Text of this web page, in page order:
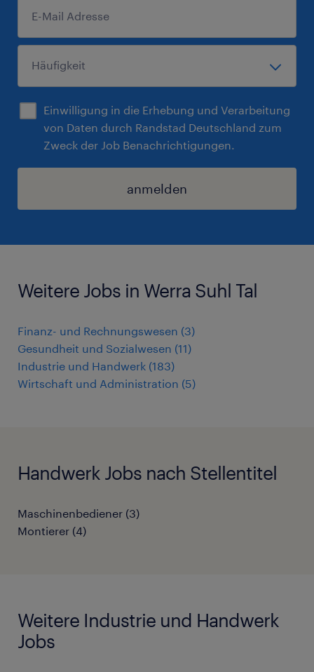
Einwilligung in die Erhebung und Verarbeitung
von Daten durch Randstad Deutschland zum
Zweck der Job Benachrichtigungen.
anmelden
Weitere Jobs in Werra Suhl Tal
Finanz- und Rechnungswesen (3)
Gesundheit und Sozialwesen (11)
Industrie und Handwerk (183)
Wirtschaft und Administration (5)
Handwerk Jobs nach Stellentitel
Maschinenbediener (3)
Montierer (4)
Weitere Industrie und Handwerk
Jobs